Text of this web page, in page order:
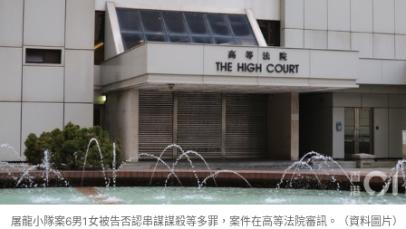
屠龍小隊案6男1女被告否認串謀謀殺等多罪，案件在高等法院審訊。（資料圖片）